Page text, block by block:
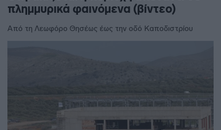
πλημμυρικά φαινόμενα (βίντεο)
Από τη Λεωφόρο Θησέως έως την οδό Καποδιστρίου